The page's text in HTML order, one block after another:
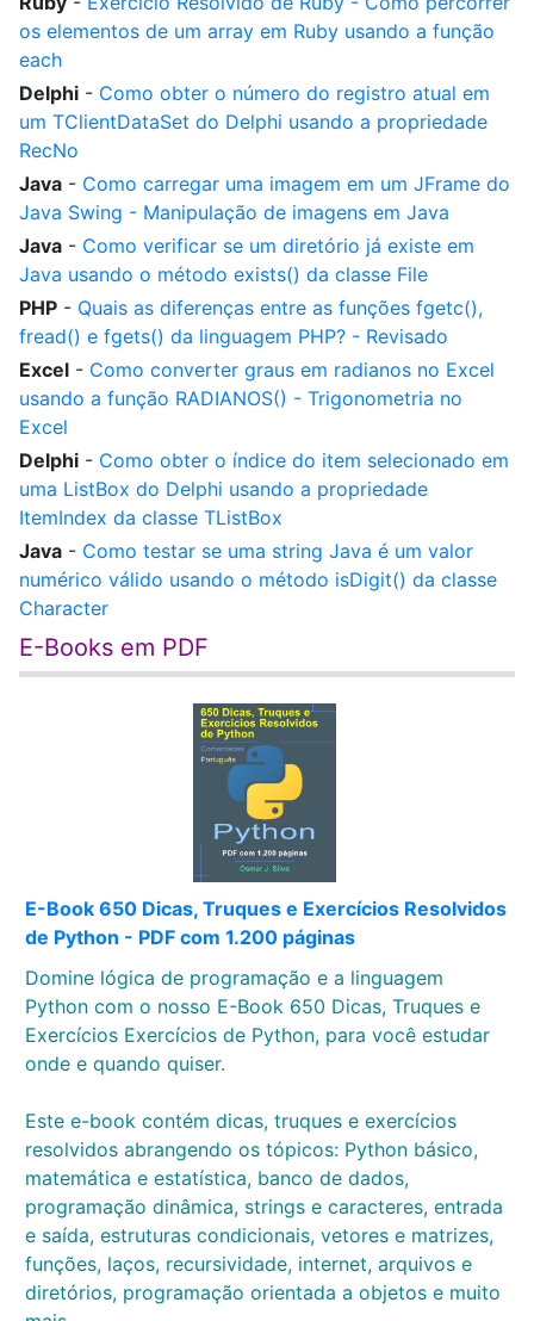
os elementos de um array em Ruby usando a função
each
Delphi - Como obter o número do registro atual em
um TClientDataSet do Delphi usando a propriedade
RecNo
Java - Como carregar uma imagem em um JFrame do
Java Swing - Manipulação de imagens em Java
Java - Como verificar se um diretório já existe em
Java usando o método exists() da classe File
PHP - Quais as diferenças entre as funções fgetc(),
fread() e fgets() da linguagem PHP? - Revisado
Excel - Como converter graus em radianos no Excel
usando a função RADIANOS() - Trigonometria no
Excel
Delphi - Como obter o índice do item selecionado em
uma ListBox do Delphi usando a propriedade
ItemIndex da classe TListBox
Java - Como testar se uma string Java é um valor
numérico válido usando o método isDigit() da classe
Character
E-Books em PDF
E-Book 650 Dicas, Truques e Exercícios Resolvidos
de Python - PDF com 1.200 páginas
Domine lógica de programação e a linguagem
Python com o nosso E-Book 650 Dicas, Truques e
Exercícios Exercícios de Python, para você estudar
onde e quando quiser.
Este e-book contém dicas, truques e exercícios
resolvidos abrangendo os tópicos: Python básico,
matemática e estatística, banco de dados,
programação dinâmica, strings e caracteres, entrada
e saída, estruturas condicionais, vetores e matrizes,
funções, laços, recursividade, internet, arquivos e
diretórios, programação orientada a objetos e muito